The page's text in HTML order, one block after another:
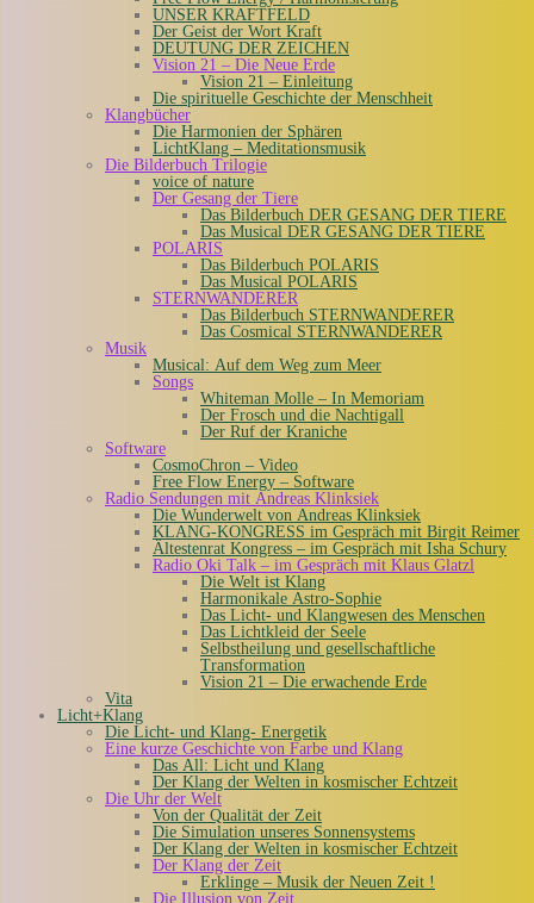
UNSER KRAFTFELD
Der Geist der Wort Kraft
DEUTUNG DER ZEICHEN
Vision 21 – Die Neue Erde
Vision 21 – Einleitung
Die spirituelle Geschichte der Menschheit
Klangbücher
Die Harmonien der Sphären
LichtKlang – Meditationsmusik
Die Bilderbuch Trilogie
voice of nature
Der Gesang der Tiere
Das Bilderbuch DER GESANG DER TIERE
Das Musical DER GESANG DER TIERE
POLARIS
Das Bilderbuch POLARIS
Das Musical POLARIS
STERNWANDERER
Das Bilderbuch STERNWANDERER
Das Cosmical STERNWANDERER
Musik
Musical: Auf dem Weg zum Meer
Songs
Whiteman Molle – In Memoriam
Der Frosch und die Nachtigall
Der Ruf der Kraniche
Software
CosmoChron – Video
Free Flow Energy – Software
Radio Sendungen mit Andreas Klinksiek
Die Wunderwelt von Andreas Klinksiek
KLANG-KONGRESS im Gespräch mit Birgit Reimer
Ältestenrat Kongress – im Gespräch mit Isha Schury
Radio Oki Talk – im Gespräch mit Klaus Glatzl
Die Welt ist Klang
Harmonikale Astro-Sophie
Das Licht- und Klangwesen des Menschen
Das Lichtkleid der Seele
Selbstheilung und gesellschaftliche
Transformation
Vision 21 – Die erwachende Erde
Vita
Licht+Klang
Die Licht- und Klang- Energetik
Eine kurze Geschichte von Farbe und Klang
Das All: Licht und Klang
Der Klang der Welten in kosmischer Echtzeit
Die Uhr der Welt
Von der Qualität der Zeit
Die Simulation unseres Sonnensystems
Der Klang der Welten in kosmischer Echtzeit
Der Klang der Zeit
Erklinge – Musik der Neuen Zeit !
Die Illusion von Zeit